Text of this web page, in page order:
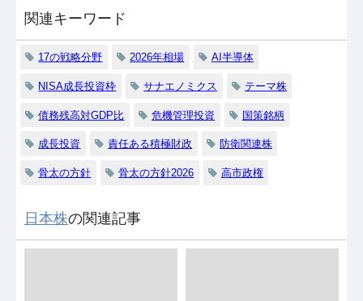
関連キーワード
17の戦略分野 2026年相場 AI半導体
NISA成長投資枠 サナエノミクス テーマ株
債務残高対GDP比 危機管理投資 国策銘柄
成長投資 責任ある積極財政 防衛関連株
骨太の方針 骨太の方針2026 高市政権
日本株の関連記事